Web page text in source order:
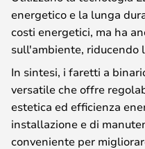
energetico e la lunga
costi energetici, ma ha
sull'ambiente, riducendo
In sintesi, i faretti a
versatile che offre
estetica ed efficienza
installazione e di
conveniente per